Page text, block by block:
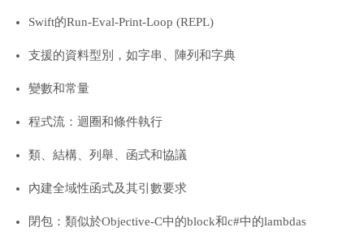
Swift的Run-Eval-Print-Loop (REPL)
支援的資料型別，如字串、陣列和字典
變數和常量
程式流：迴圈和條件執行
類、結構、列舉、函式和協議
內建全域性函式及其引數要求
閉包：類似於Objective-C中的block和c#中的lambdas